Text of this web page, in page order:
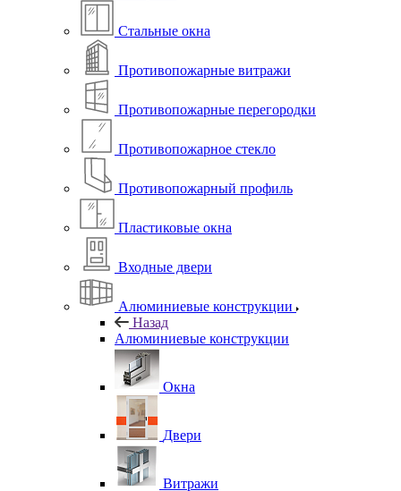
Стальные окна
Противопожарные витражи
Противопожарные перегородки
Противопожарное стекло
Противопожарный профиль
Пластиковые окна
Входные двери
Алюминиевые конструкции
Назад
Алюминиевые конструкции
Окна
Двери
Витражи